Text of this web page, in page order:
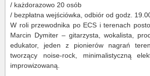
/ każdorazowo 20 osób
/ bezpłatna wejściówka, odbiór od godz.
W roli przewodnika po ECS i terenach
Marcin Dymiter – gitarzysta, wokalista,
edukator, jeden z pionierów nagrań
tworzący noise-rock, minimalistyczną
improwizowaną.